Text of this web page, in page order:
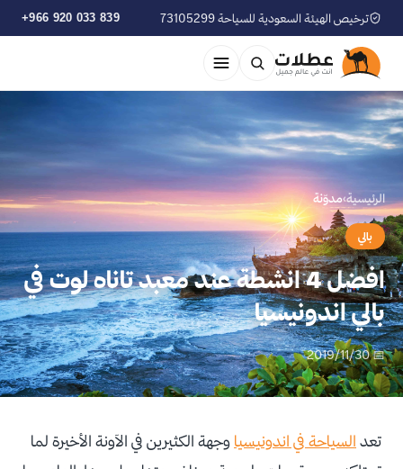
ترخيص الهيئة السعودية للسياحة 73105299 +966 920 033 839
الرئيسية›مدوّنة
بالي
افضل 4 انشطة عند معبد تاناه لوت في
بالي اندونيسيا
📅 2019/11/30
تعد السياحة في اندونيسيا وجهة الكثيرين في الآونة الأخيرة لما